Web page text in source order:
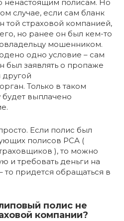
полисам. Но
случае, если сам бланк
той страховой компанией,
но ранее он был кем-то
мошенником.
одно условие – сам
был заявлять о пропаже
другой
Только в таком
выплачено
Если полис был
полисов РСА (
), то можно
и требовать деньги на
то придется обращаться в
полис не
компании?